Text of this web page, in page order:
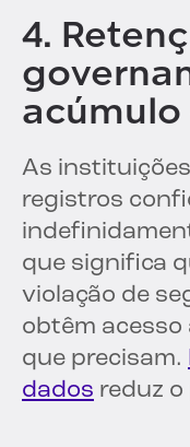
4.
acúmulo
As
registros
que significa
violação de
obtêm acesso
que precisam.
dados reduz